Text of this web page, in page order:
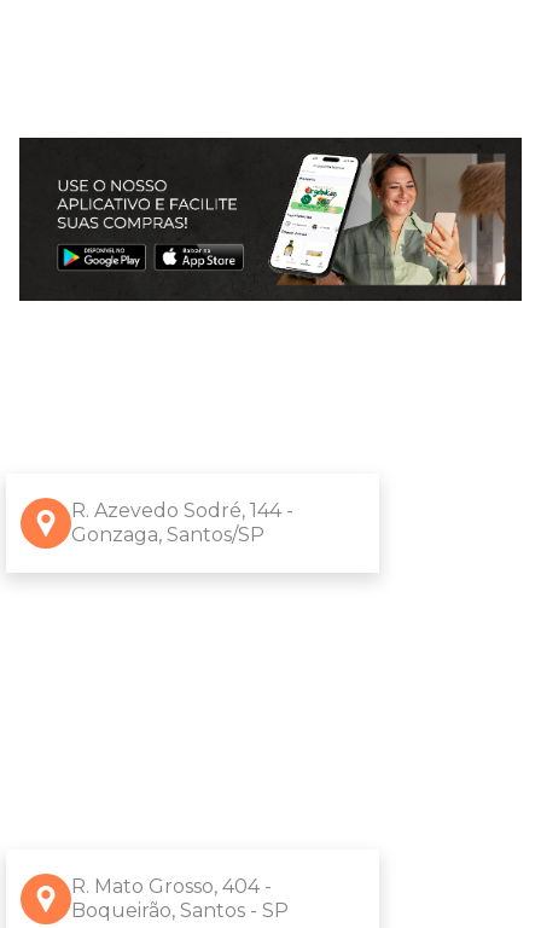
R. Azevedo Sodré, 144 -
Gonzaga, Santos/SP
R. Mato Grosso, 404 -
Boqueirão, Santos - SP